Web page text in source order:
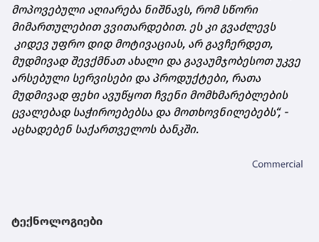
მოპოვებული აღიარება ნიშნავს, რომ სწორი
მიმართულებით ვვითარდებით. ეს კი გვაძლევს
კიდევ უფრო დიდ მოტივაციას, არ გავჩერდეთ,
მუდმივად შევქმნათ ახალი და გავაუმჯობესოთ უკვე
არსებული სერვისები და პროდუქტები, რათა
მუდმივად ფეხი ავუწყოთ ჩვენი მომხმარებლების
ცვალებად საჭიროებებსა და მოთხოვნილებებს“, -
აცხადებენ საქართველოს ბანკში.
ტექნოლოგიები